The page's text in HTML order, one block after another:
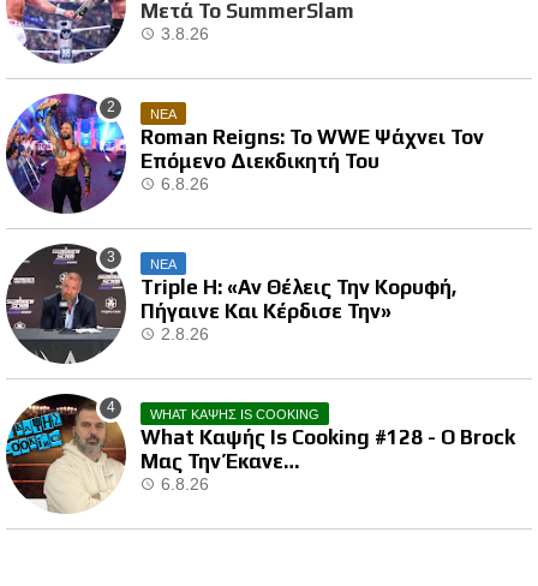
Μετά Το SummerSlam
3.8.26
ΝΕΑ
Roman Reigns: Το WWE Ψάχνει Τον
Επόμενο Διεκδικητή Του
6.8.26
ΝΕΑ
Triple H: «Αν Θέλεις Την Κορυφή,
Πήγαινε Και Κέρδισε Την»
2.8.26
WHAT ΚΑΨΗΣ IS COOKING
What Καψής Is Cooking #128 - Ο Brock
Μας Την Έκανε…
6.8.26